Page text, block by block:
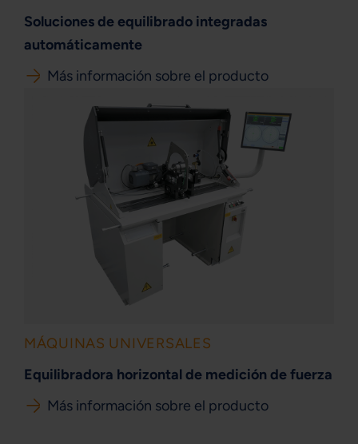
Soluciones de equilibrado integradas
automáticamente
Más información sobre el producto
MÁQUINAS UNIVERSALES
Equilibradora horizontal de medición de fuerza
Más información sobre el producto